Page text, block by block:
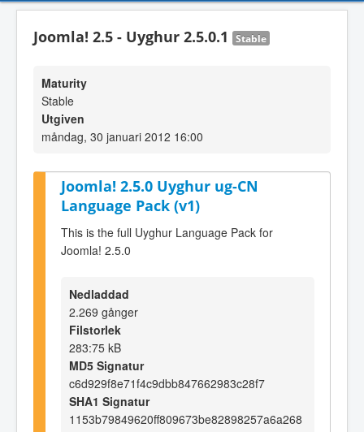
Joomla! 2.5 - Uyghur 2.5.0.1 Stable
Maturity
Stable
Utgiven
måndag, 30 januari 2012 16:00
Joomla! 2.5.0 Uyghur ug-CN
Language Pack (v1)
This is the full Uyghur Language Pack for
Joomla! 2.5.0
Nedladdad
2.269 gånger
Filstorlek
283:75 kB
MD5 Signatur
c6d929f8e71f4c9dbb847662983c28f7
SHA1 Signatur
1153b79849620ff809673be82898257a6a268